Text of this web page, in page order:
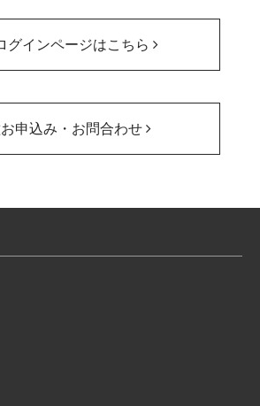
グインページはこちら
申込み・お問合わせ